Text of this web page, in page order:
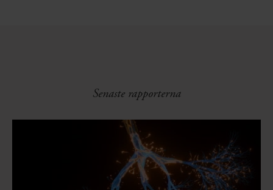
Senaste rapporterna